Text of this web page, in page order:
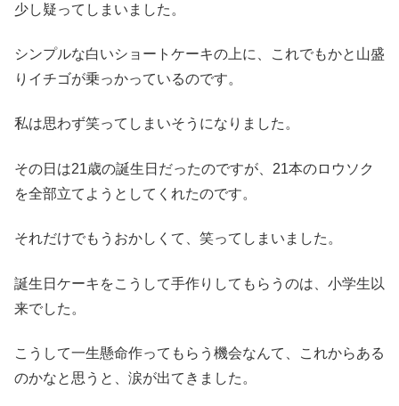
少し疑ってしまいました。
シンプルな白いショートケーキの上に、これでもかと山盛
りイチゴが乗っかっているのです。
私は思わず笑ってしまいそうになりました。
その日は21歳の誕生日だったのですが、21本のロウソク
を全部立てようとしてくれたのです。
それだけでもうおかしくて、笑ってしまいました。
誕生日ケーキをこうして手作りしてもらうのは、小学生以
来でした。
こうして一生懸命作ってもらう機会なんて、これからある
のかなと思うと、涙が出てきました。